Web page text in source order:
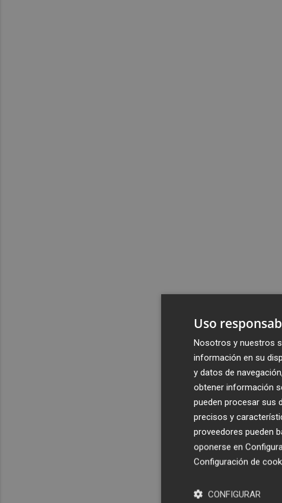
Uso
Nosotros y nuestros
información en su
y datos de
obtener información
pueden procesar sus
precisos y
proveedores pueden
oponerse en
Configuración de
CONFIGURAR